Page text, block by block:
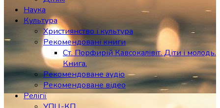
Наука
Культура
Християнство і культура
Рекомендовані книги
Ст. Порфирій Кавсокалівіт. Діти і молодь.
Книга.
Рекомендоване аудіо
Рекомендоване відео
Релігії